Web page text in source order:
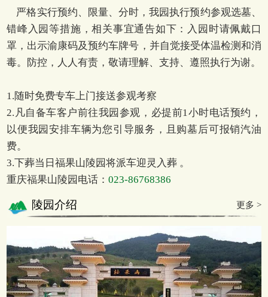
严格实行预约、限量、分时，我园执行预约参观选墓、
错峰入园等措施，相关事宜通告如下：入园时请佩戴口
罩，出示渝康码及预约车牌号，并自觉接受体温检测和消
毒。防控，人人有责，敬请理解、支持、遵照执行为谢。
1.随时免费专车上门接送参观考察
2.凡自备车客户前往我园参观，必提前1小时电话预约，
以便我园安排车辆为您引导服务，且购墓后可报销汽油
费。
3.下葬当日福果山陵园将派车迎灵入葬 。
重庆福果山陵园电话：023-86768386
陵园介绍 更多 >